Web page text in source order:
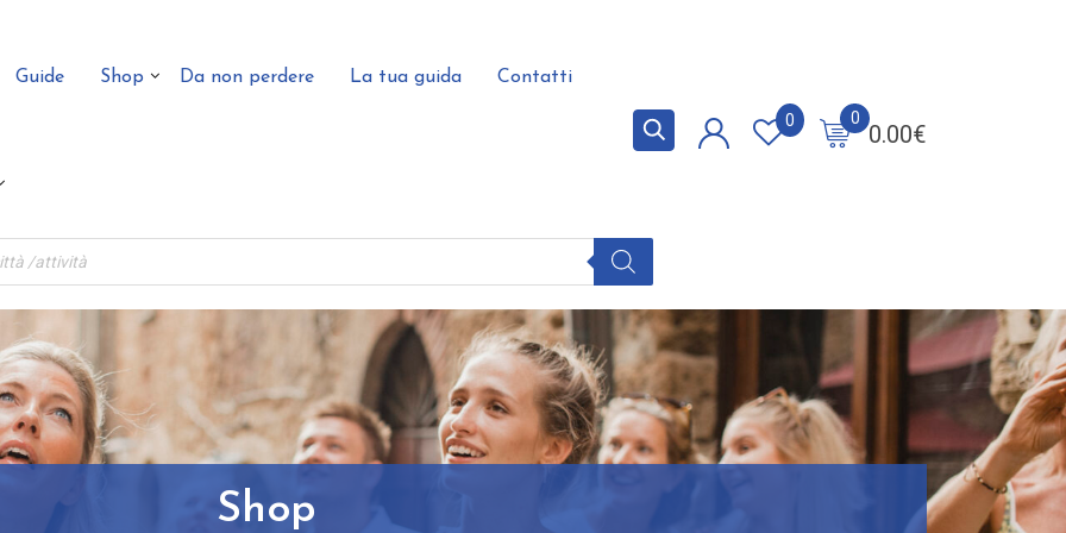
Guide Shop Da non perdere La tua guida Contatti
0.00€
0
0
Shop